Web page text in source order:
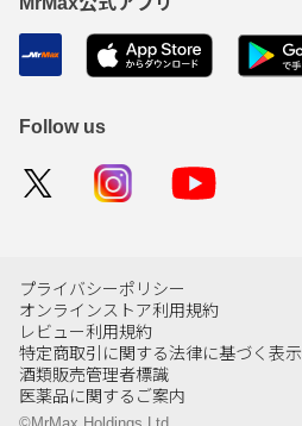
Follow us
プライバシーポリシー
オンラインストア利用規約
レビュー利用規約
特定商取引に関する法律に基づく表示
酒類販売管理者標識
医薬品に関するご案内